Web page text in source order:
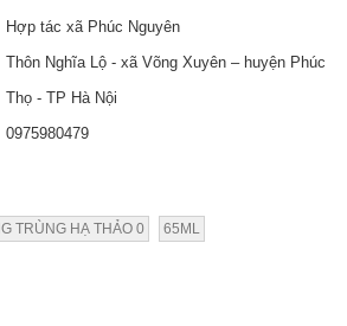
Hợp tác xã Phúc Nguyên
Thôn Nghĩa Lộ - xã Võng Xuyên – huyện Phúc
Thọ - TP Hà Nội
0975980479
TRÙNG HẠ THẢO 0 65ML